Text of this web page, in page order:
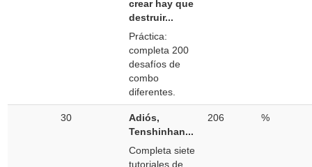
crear hay que
destruir...
Práctica:
completa 200
desafíos de
combo
diferentes.
30
Adiós,
Tenshinhan...
Completa siete
tutoriales de
206 %